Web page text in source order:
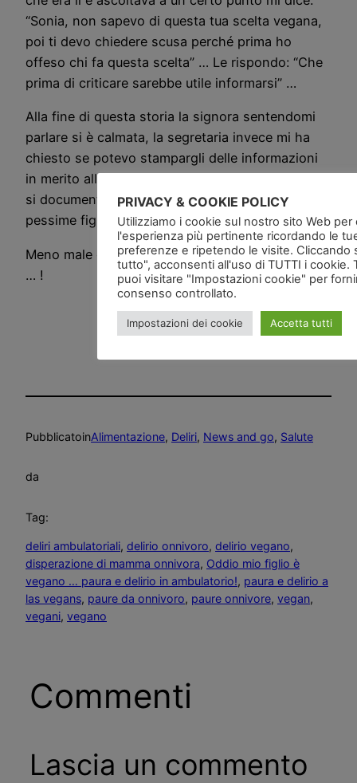
“Sonia, non sapevo di questa tua scelta vegana,
poi ti devo chiedere scusa perché prima ho
offeso chi fa questa scelta” … Le rispondo: “Che
prima di criticare sarebbe utile informarsi” …
Alla fine di questa storia la signora sentendomi
parlare si è calmata, la segretaria invece mi ha
chiesto se potevo stampargli delle informazioni
in merito alla mia scelta e alimentazione … magari
si documenta un po’ e in futuro evita di fare delle
pessime figure …!
Meno male che non andiamo spesso a fare visite
… !
PubblicatoinAlimentazione, Deliri, News and go, Salute
da
Tag:
deliri ambulatoriali, delirio onnivoro, delirio vegano
disperazione di mamma onnivora, Oddio mio figlio è
vegano … paura e delirio in ambulatorio!, paura e delirio a
las vegans, paure da onnivoro, paure onnivore, vegan
vegani, vegano
Commenti
Lascia un commento
PRIVACY & COOKIE POLICY
Utilizziamo i cookie sul nostro sito Web per
l'esperienza più pertinente ricordando le
preferenze e ripetendo le visite. Cliccando
tutto", acconsenti all'uso di TUTTI i cookie.
puoi visitare "Impostazioni cookie" per
consenso controllato.
Impostazioni dei cookie Accetta tutti